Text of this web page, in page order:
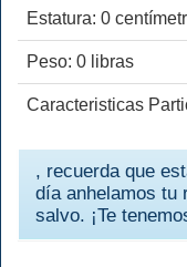
Estatura: 0
Peso: 0 libras
Caracteristicas
, recuerda que
día anhelamos tu
salvo. ¡Te